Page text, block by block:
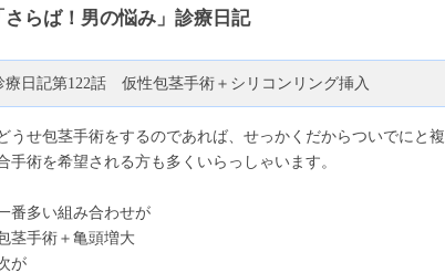
さらば！男の悩み」診療日記
療日記第122話 仮性包茎手術＋シリコンリング挿入
うせ包茎手術をするのであれば、せっかくだからついでにと複
手術を希望される方も多くいらっしゃいます。
番多い組み合わせが
茎手術＋亀頭増大
が